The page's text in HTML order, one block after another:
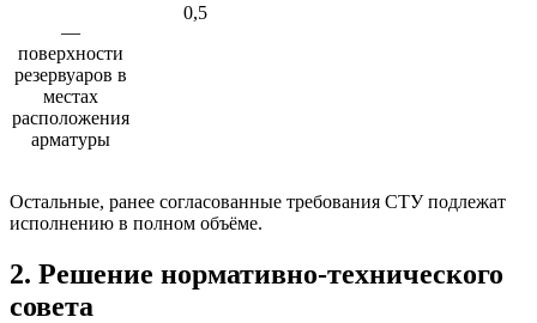
—
поверхности
резервуаров в
местах
расположения
арматуры
0,5
Остальные, ранее согласованные требования СТУ подлежат
исполнению в полном объёме.
2. Решение нормативно-технического
совета